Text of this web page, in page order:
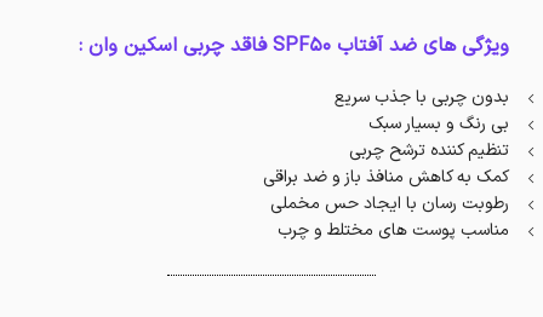
ویژگی های ضد آفتاب SPF50 فاقد چربی اسکین وان :
بدون چربی با جذب سریع
بی رنگ و بسیار سبک
تنظیم کننده ترشح چربی
کمک به کاهش منافذ باز و ضد براقی
رطوبت رسان با ایجاد حس مخملی
مناسب پوست های مختلط و چرب